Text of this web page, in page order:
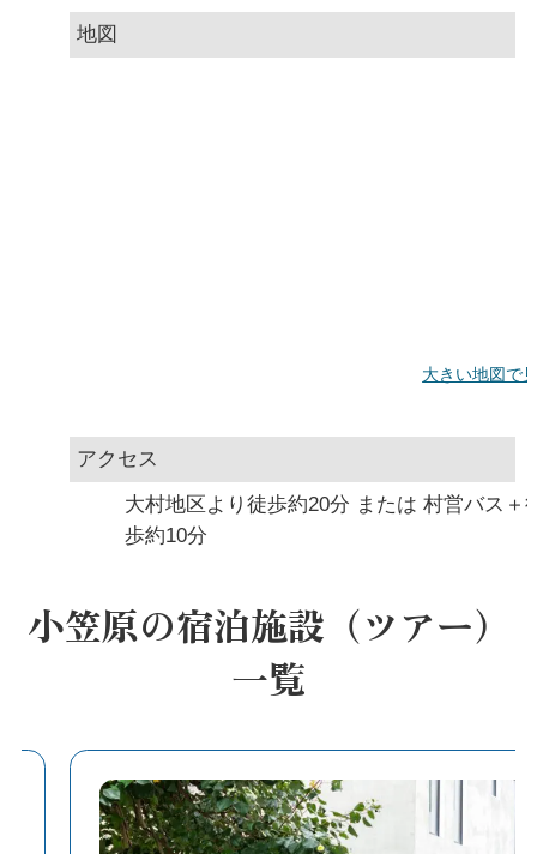
地図
大きい地図で
アクセス
大村地区より徒歩約20分 または 村営バス＋
歩約10分
小笠原の宿泊施設（ツアー）
一覧